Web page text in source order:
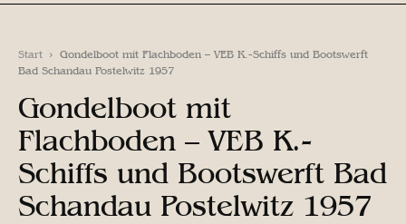
Start
Gondelboot mit Flachboden – VEB K.-Schiffs und Bootswerft
Bad Schandau Postelwitz 1957
Gondelboot mit
Flachboden – VEB K.-
Schiffs und Bootswerft Bad
Schandau Postelwitz 1957